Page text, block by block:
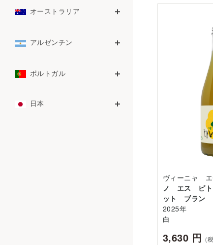
ヴィーニャ エ
ノ エス ピ
ット ブラン
2025年
白
3,630 円 （
オーストラリア
アルゼンチン
ポルトガル
日本